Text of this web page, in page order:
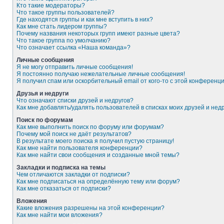
Кто такие модераторы?
Что такое группы пользователей?
Где находятся группы и как мне вступить в них?
Как мне стать лидером группы?
Почему названия некоторых групп имеют разные цвета?
Что такое группа по умолчанию?
Что означает ссылка «Наша команда»?
Личные сообщения
Я не могу отправить личные сообщения!
Я постоянно получаю нежелательные личные сообщения!
Я получил спам или оскорбительный email от кого-то с этой
Друзья и недруги
Что означают списки друзей и недругов?
Как мне добавлять/удалять пользователей в списках моих друзей и
Поиск по форумам
Как мне выполнить поиск по форуму или форумам?
Почему мой поиск не даёт результатов?
В результате моего поиска я получил пустую страницу!
Как мне найти пользователя конференции?
Как мне найти свои сообщения и созданные мной темы?
Закладки и подписка на темы
Чем отличаются закладки от подписки?
Как мне подписаться на определённую тему или форум?
Как мне отказаться от подписки?
Вложения
Какие вложения разрешены на этой конференции?
Как мне найти мои вложения?